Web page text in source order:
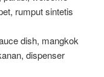
rumput sintetis
dish, mangkok
dispenser